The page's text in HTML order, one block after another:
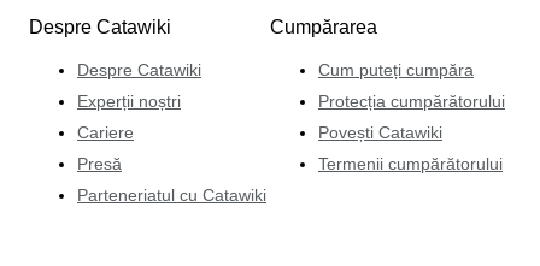
Despre Catawiki
Despre Catawiki
Experții noștri
Cariere
Presă
Parteneriatul cu Catawiki
Cumpărarea
Cum puteți cumpăra
Protecția cumpărătorului
Povești Catawiki
Termenii cumpărătorului